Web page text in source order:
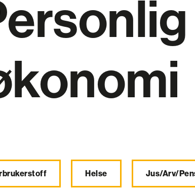
Helse Jus/Arv/